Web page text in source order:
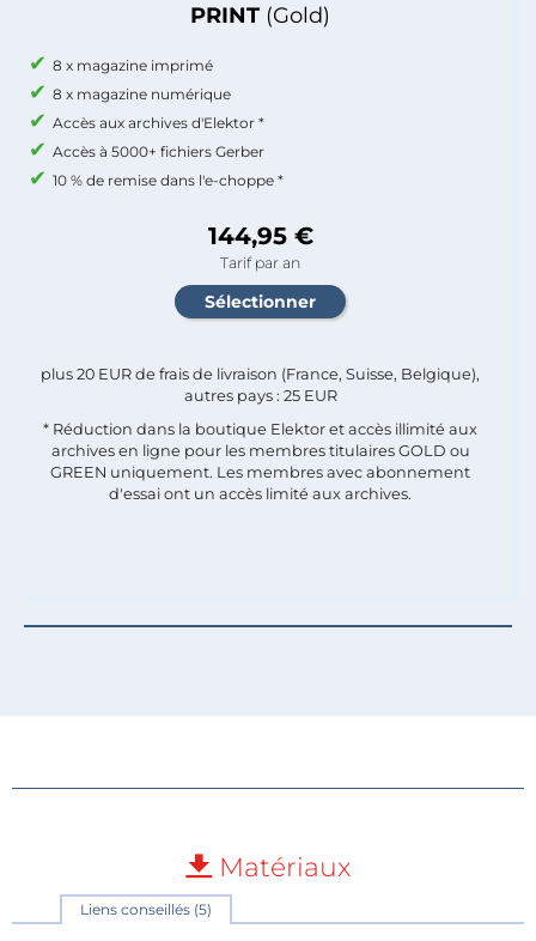
PRINT (Gold)
8 x magazine imprimé
8 x magazine numérique
Accès aux archives d'Elektor *
Accès à 5000+ fichiers Gerber
10 % de remise dans l'e-choppe *
144,95 €
Tarif par an
plus 20 EUR de frais de livraison (France, Suisse, Belgique),
autres pays : 25 EUR
* Réduction dans la boutique Elektor et accès illimité aux
archives en ligne pour les membres titulaires GOLD ou
GREEN uniquement. Les membres avec abonnement
d'essai ont un accès limité aux archives.
Matériaux
Liens conseillés (5)